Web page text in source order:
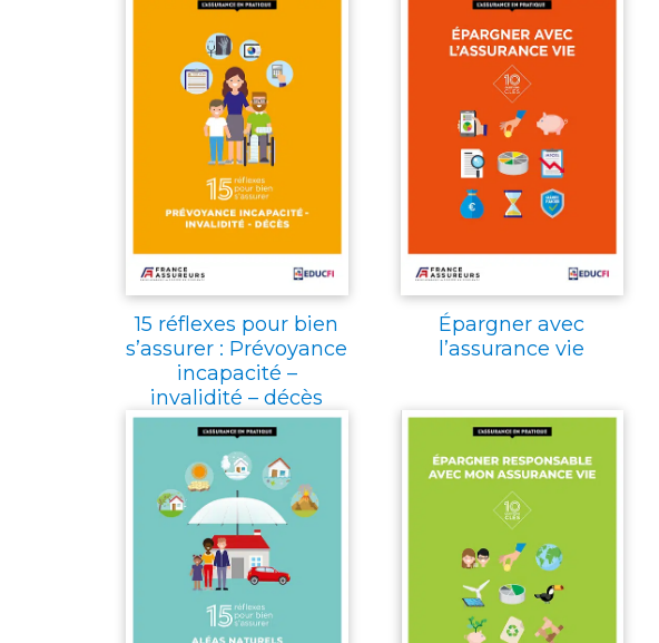
15 réflexes pour bien
s’assurer : Prévoyance
incapacité –
invalidité – décès
Épargner avec
l’assurance vie